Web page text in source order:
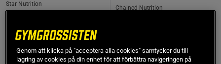
Star Nutrition
399 kr Köp
Chained Nutrition
Lägsta pris 239 kr
Genom att klicka på "acceptera alla cookies" samtycker du till
lagring av cookies på din enhet för att förbättra navigeringen på